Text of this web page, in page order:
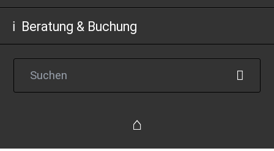
Beratung & Buchung